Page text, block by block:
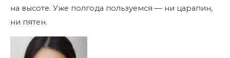
на высоте. Уже полгода пользуемся — ни царапин,
ни пятен.